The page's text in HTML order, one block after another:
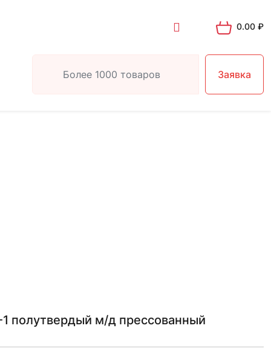
0.00 ₽
Заявка
полутвердый м/д прессованный